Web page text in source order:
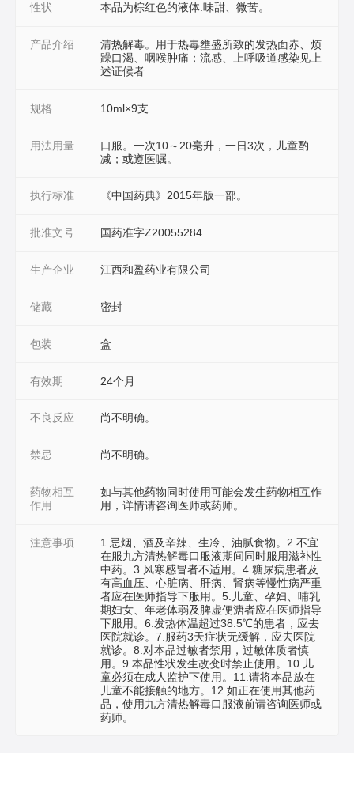
性状 本品为棕红色的液体:味甜、微苦。
产品介绍
清热解毒。用于热毒壅盛所致的发热面赤、烦
躁口渴、咽喉肿痛；流感、上呼吸道感染见上
述证候者
规格 10ml×9支
用法用量
口服。一次10～20毫升，一日3次，儿童酌
减；或遵医嘱。
执行标准 《中国药典》2015年版一部。
批准文号 国药准字Z20055284
生产企业 江西和盈药业有限公司
储藏 密封
包装 盒
有效期 24个月
不良反应 尚不明确。
禁忌 尚不明确。
药物相互
作用
如与其他药物同时使用可能会发生药物相互作
用，详情请咨询医师或药师。
注意事项
1.忌烟、酒及辛辣、生冷、油腻食物。2.不宜
在服九方清热解毒口服液期间同时服用滋补性
中药。3.风寒感冒者不适用。4.糖尿病患者及
有高血压、心脏病、肝病、肾病等慢性病严重
者应在医师指导下服用。5.儿童、孕妇、哺乳
期妇女、年老体弱及脾虚便溏者应在医师指导
下服用。6.发热体温超过38.5℃的患者，应去
医院就诊。7.服药3天症状无缓解，应去医院
就诊。8.对本品过敏者禁用，过敏体质者慎
用。9.本品性状发生改变时禁止使用。10.儿
童必须在成人监护下使用。11.请将本品放在
儿童不能接触的地方。12.如正在使用其他药
品，使用九方清热解毒口服液前请咨询医师或
药师。